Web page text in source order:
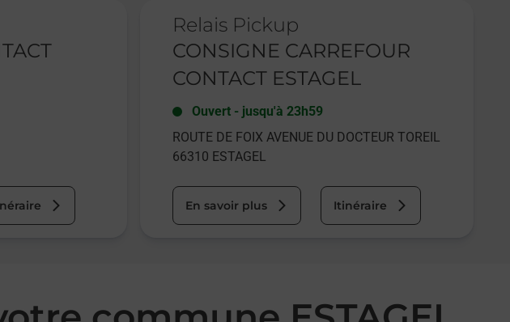
Relais Pickup
CONSIGNE CARREFOUR
CONTACT ESTAGEL
Ouvert - jusqu'à 23h59
ROUTE DE FOIX AVENUE DU DOCTEUR TOREIL
66310 ESTAGEL
En savoir plus Itinéraire